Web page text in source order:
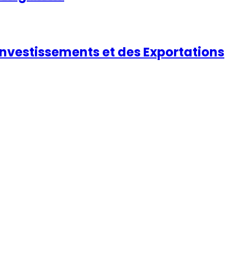
et des Exportations